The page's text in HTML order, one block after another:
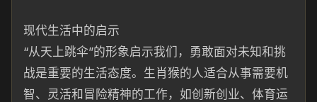
现代生活中的启示
“从天上跳伞”的形象启示我们，勇敢面对未知和挑
战是重要的生活态度。生肖猴的人适合从事需要机
智、灵活和冒险精神的工作，如创新创业、体育运